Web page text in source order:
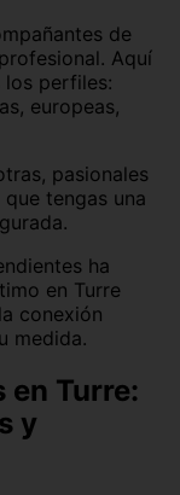
de
Aquí
los perfiles:
europeas,
pasionales
tengas una
ha
en Turre
conexión
medida.
en Turre:
y